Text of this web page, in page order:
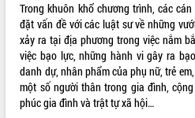
THỐNG KÊ TRUY CẬP
Hôm nay:
3320
Tất cả: 66088988
Trong khuôn khổ chương trình, các
đặt vấn đề với các luật sư về những
xảy ra tại địa phương trong việc nắm
việc bạo lực, những hành vi gây ra
danh dự, nhân phẩm của phụ nữ, trẻ
một số người thân trong gia đình,
phúc gia đình và trật tự xã hội…